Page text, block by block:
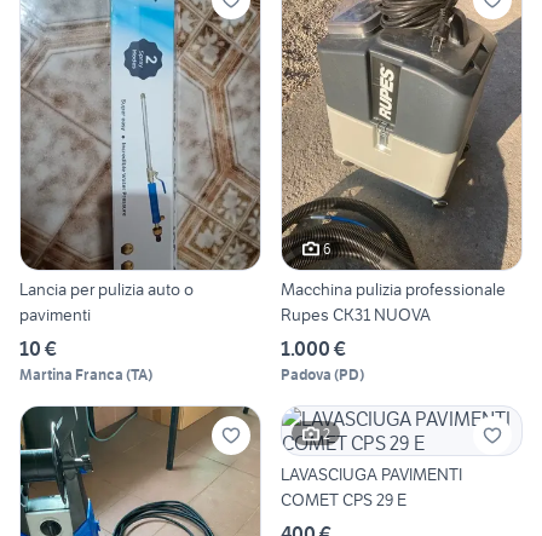
Lancia per pulizia auto o
pavimenti
10 €
Martina Franca (TA)
6
Macchina pulizia professionale
Rupes CK31 NUOVA
1.000 €
Padova (PD)
2
LAVASCIUGA PAVIMENTI
COMET CPS 29 E